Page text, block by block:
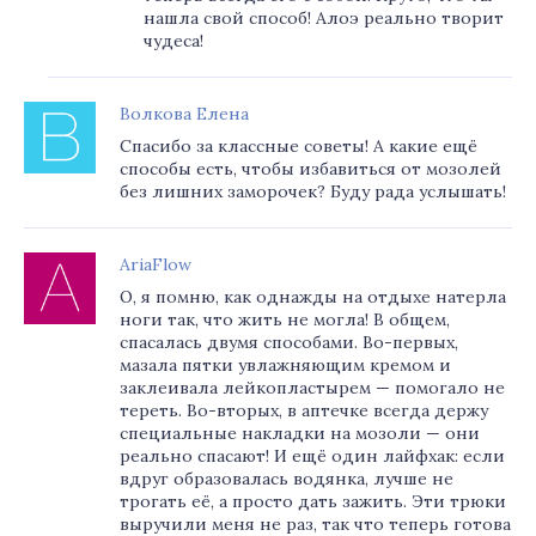
нашла свой способ! Алоэ реально творит
чудеса!
Волкова Елена
Спасибо за классные советы! А какие ещё
способы есть, чтобы избавиться от мозолей
без лишних заморочек? Буду рада услышать!
AriaFlow
О, я помню, как однажды на отдыхе натерла
ноги так, что жить не могла! В общем,
спасалась двумя способами. Во-первых,
мазала пятки увлажняющим кремом и
заклеивала лейкопластырем — помогало не
тереть. Во-вторых, в аптечке всегда держу
специальные накладки на мозоли — они
реально спасают! И ещё один лайфхак: если
вдруг образовалась водянка, лучше не
трогать её, а просто дать зажить. Эти трюки
выручили меня не раз, так что теперь готова